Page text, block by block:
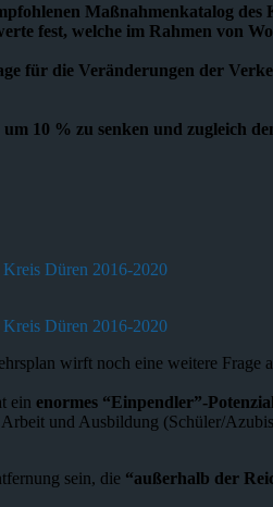
Maßnahmenkatalog
fest, welche im Rahmen von
für die Veränderungen der
10 % zu senken und zugleich
Düren 2016-2020
Düren 2016-2020
wirft noch eine weitere Frage
ein enormes “Einpendler”-Potenzial
und Ausbildung (Schüler/
sein, die “außerhalb der